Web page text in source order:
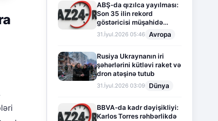
ABŞ-da qızılca yayılması:
Son 35 ilin rekord
göstəricisi müşahidə
olunur
31.İyul.2026 05:46 Avropa
Rusiya Ukraynanın iri
şəhərlərini kütləvi raket və
dron atəşinə tutub
31.İyul.2026 03:09 Dünya
BBVA-da kadr dəyişikliyi:
Karlos Torres rəhbərlikdə